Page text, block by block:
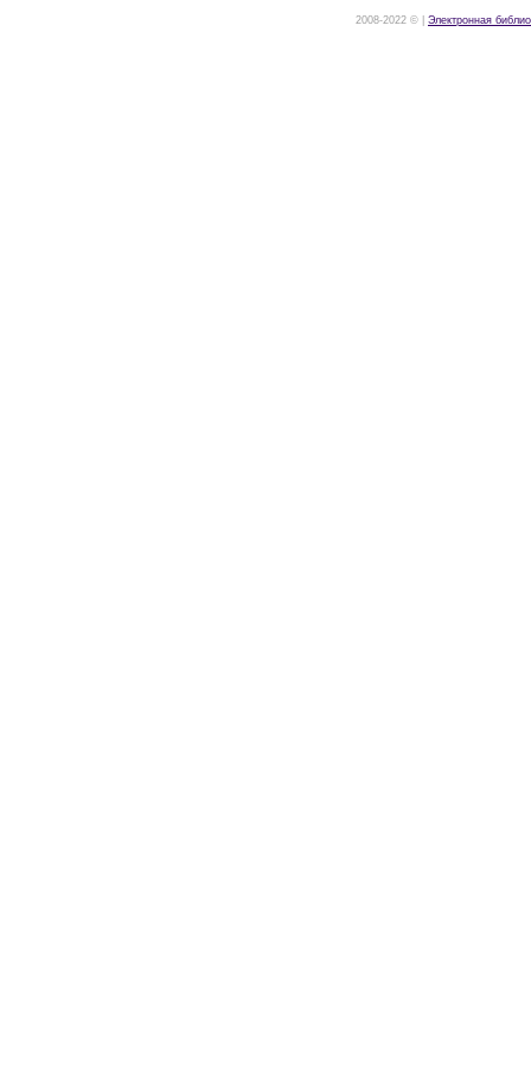
2008-2022 © | Электронная